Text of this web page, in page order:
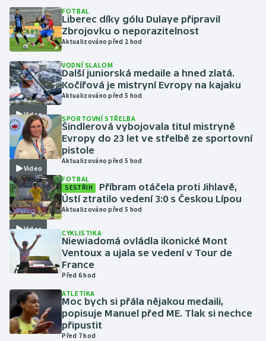
Florbal
Futsal
Golf
Gymnastika
Házená
Jezdectví
Judo
Krasobruslení
Lezení
Lyže a snowboard
Moderní pětiboj
Motorsport
FOTBAL
Liberec díky gólu Dulaye připravil
Zbrojovku o neporazitelnost
Aktualizováno před 2 hod
Video
VODNÍ SLALOM
Další juniorská medaile a hned zlatá.
Kočířová je mistryní Evropy na kajaku
Aktualizováno před 5 hod
Video
SPORTOVNÍ STŘELBA
Šindlerová vybojovala titul mistryně
Evropy do 23 let ve střelbě ze sportovní
pistole
Aktualizováno před 5 hod
Video
FOTBAL
SESTŘIH
Příbram otáčela proti Jihlavě,
Ústí ztratilo vedení 3:0 s Českou Lípou
Aktualizováno před 5 hod
CYKLISTIKA
Niewiadomá ovládla ikonické Mont
Ventoux a ujala se vedení v Tour de
France
Před 6 hod
ATLETIKA
Moc bych si přála nějakou medaili,
popisuje Manuel před ME. Tlak si nechce
připustit
Před 7 hod